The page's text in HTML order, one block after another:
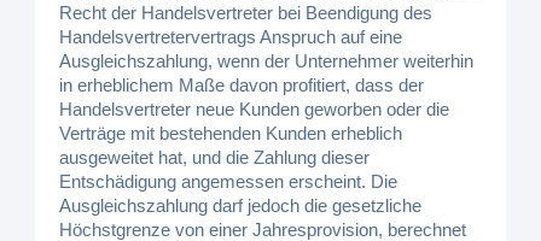
Recht der Handelsvertreter bei Beendigung des
Handelsvertretervertrags Anspruch auf eine
Ausgleichszahlung, wenn der Unternehmer weiterhin
in erheblichem Maße davon profitiert, dass der
Handelsvertreter neue Kunden geworben oder die
Verträge mit bestehenden Kunden erheblich
ausgeweitet hat, und die Zahlung dieser
Entschädigung angemessen erscheint. Die
Ausgleichszahlung darf jedoch die gesetzliche
Höchstgrenze von einer Jahresprovision, berechnet